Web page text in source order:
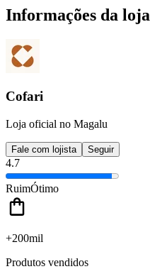
Informações da loja
Cofari
Loja oficial no Magalu
Fale com lojista Seguir
4.7
RuimÓtimo
+200mil
Produtos vendidos